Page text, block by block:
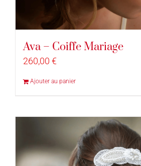
Ava – Coiffe Mariage
260,00 €
Ajouter au panier